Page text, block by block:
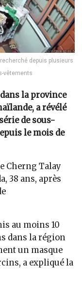
depuis plusieurs
vêtements
la province
a révélé
de sous-
le mois de
Cherng Talay
38 ans, après
au moins 10
dans la région
un masque
a expliqué la